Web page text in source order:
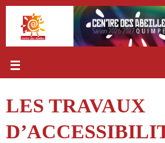
Passer
contenu
LES TRAVAUX